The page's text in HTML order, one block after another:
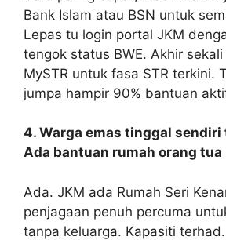
Bank Islam atau BSN untuk
Lepas tu login portal JKM
tengok status BWE. Akhir
MySTR untuk fasa STR terkini.
jumpa hampir 90% bantuan
4. Warga emas tinggal sendiri
Ada bantuan rumah orang tua
Ada. JKM ada Rumah Seri
penjagaan penuh percuma
tanpa keluarga. Kapasiti